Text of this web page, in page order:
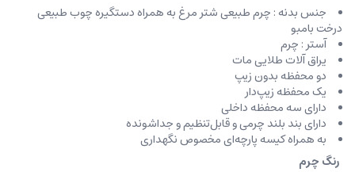
جنس بدنه : چرم طبیعی شتر مرغ به همراه دستگیره چوب طبيعى
درخت بامبو
آستر : چرم
یراق آلات طلایی مات
دو محفظه بدون زیپ
یک محفظه زیپ‌دار
دارای سه محفظه داخلی
دارای بند بلند چرمی و قابل‌تنظیم و جداشونده
به همراه کیسه پارچه‌ای مخصوص نگهداری
رنگ چرم